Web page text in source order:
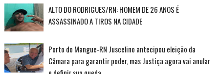
ALTO DO RODRIGUES/RN: HOMEM DE 26 ANOS É
ASSASSINADO A TIROS NA CIDADE
Porto do Mangue-RN Juscelino antecipou eleição da
Câmara para garantir poder, mas Justiça agora vai anular